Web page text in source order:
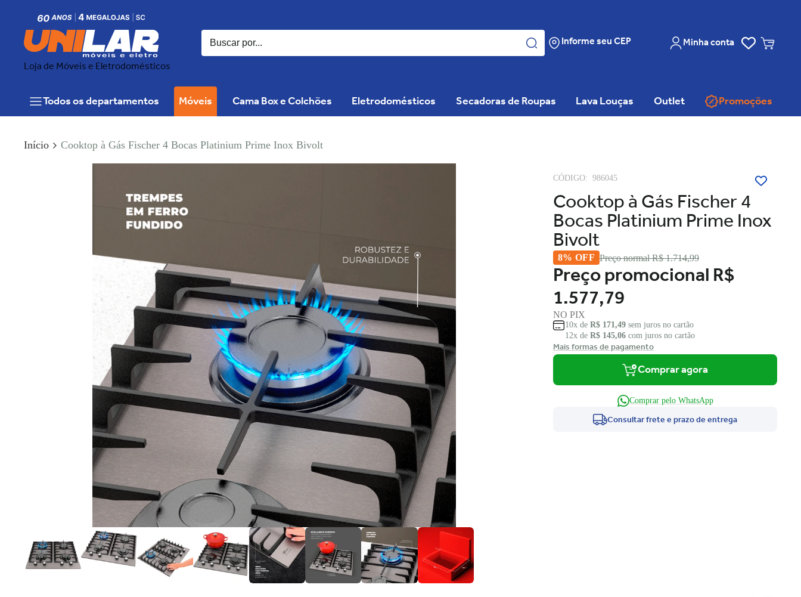
Loja de Móveis e Eletrodomésticos
Informe seu CEP Minha conta
Todos os departamentos Móveis Cama Box e Colchões Eletrodomésticos Secadoras de Roupas Lava Louças Outlet Promoções
Início Cooktop à Gás Fischer 4 Bocas Platinium Prime Inox Bivolt
CÓDIGO: 986045
Cooktop à Gás Fischer 4
Bocas Platinium Prime Inox
Bivolt
8% OFF Preço normalR$ 1.714,99
Preço promocionalR$
1.577,79
NO PIX
10x de R$ 171,49 sem juros no cartão
12x de R$ 145,06 com juros no cartão
Mais formas de pagamento
Comprar agora
Comprar pelo WhatsApp
Consultar frete e prazo de entrega